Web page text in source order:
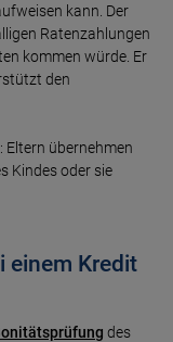
kann. Der
Ratenzahlungen
kommen würde. Er
den
Eltern übernehmen
Kindes oder sie
einem Kredit
des